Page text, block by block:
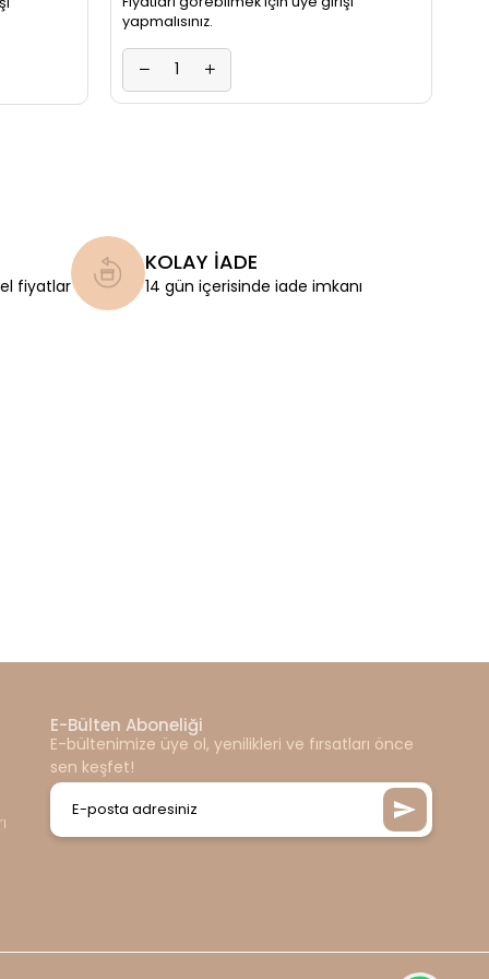
yapmalısınız.
fiyatlar
KOLAY İADE
14 gün içerisinde iade imkanı
E-Bülten Aboneliği
E-bültenimize üye ol, yenilikleri ve fırsatları önce
sen keşfet!